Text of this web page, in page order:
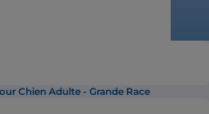
Chien Adulte - Grande Race